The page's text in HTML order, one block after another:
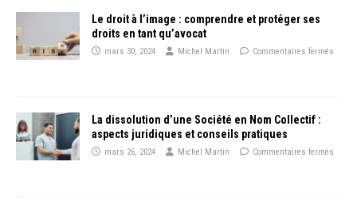
Le droit à l’image : comprendre et protéger ses
droits en tant qu’avocat
mars 30, 2024 Michel Martin Commentaires fermés
La dissolution d’une Société en Nom Collectif :
aspects juridiques et conseils pratiques
mars 26, 2024 Michel Martin Commentaires fermés